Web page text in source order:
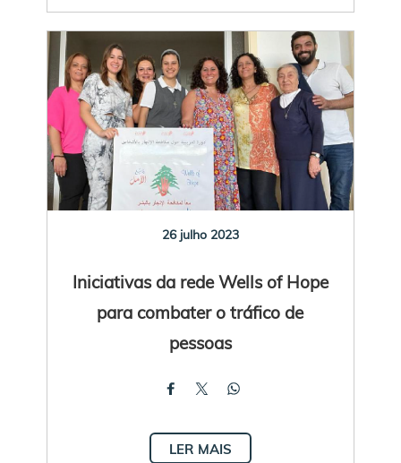
26 julho 2023
Iniciativas da rede Wells of Hope
para combater o tráfico de
pessoas
LER MAIS